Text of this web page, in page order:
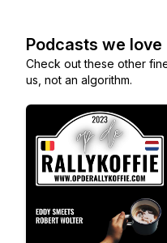
Podcasts we love
Check out these other
us, not an algorithm.